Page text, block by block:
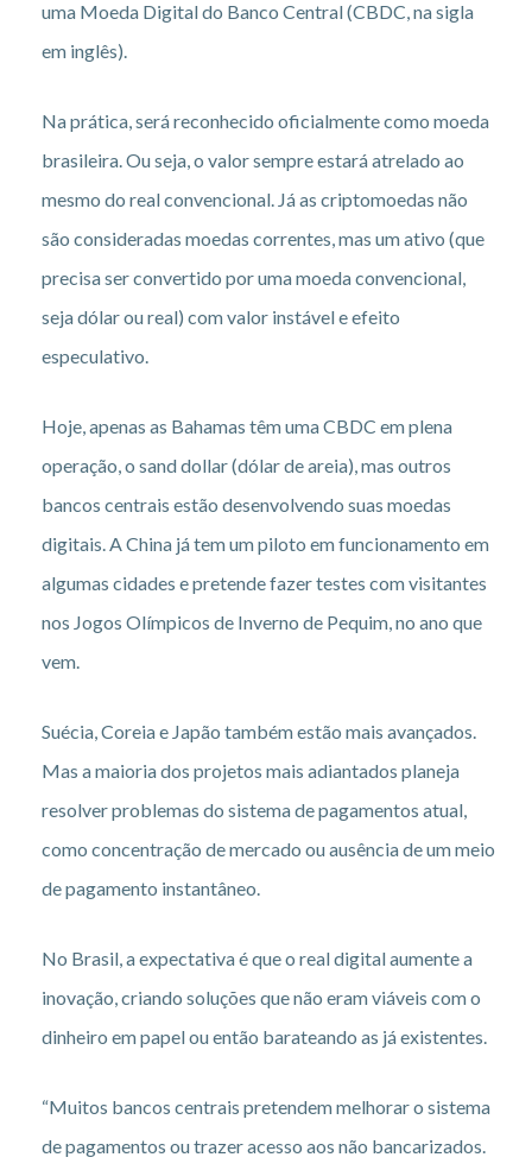
uma Moeda Digital do Banco Central (CBDC, na sigla
em inglês).
Na prática, será reconhecido oficialmente como moeda
brasileira. Ou seja, o valor sempre estará atrelado ao
mesmo do real convencional. Já as criptomoedas não
são consideradas moedas correntes, mas um ativo (que
precisa ser convertido por uma moeda convencional,
seja dólar ou real) com valor instável e efeito
especulativo.
Hoje, apenas as Bahamas têm uma CBDC em plena
operação, o sand dollar (dólar de areia), mas outros
bancos centrais estão desenvolvendo suas moedas
digitais. A China já tem um piloto em funcionamento em
algumas cidades e pretende fazer testes com visitantes
nos Jogos Olímpicos de Inverno de Pequim, no ano que
vem.
Suécia, Coreia e Japão também estão mais avançados.
Mas a maioria dos projetos mais adiantados planeja
resolver problemas do sistema de pagamentos atual,
como concentração de mercado ou ausência de um meio
de pagamento instantâneo.
No Brasil, a expectativa é que o real digital aumente a
inovação, criando soluções que não eram viáveis com o
dinheiro em papel ou então barateando as já existentes.
“Muitos bancos centrais pretendem melhorar o sistema
de pagamentos ou trazer acesso aos não bancarizados.